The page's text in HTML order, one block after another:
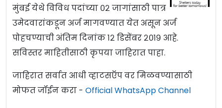
मुंबई येथे विविध पदांच्या ०२ जागांसाठी पात्र
उमेदवारांकडून अर्ज मागवण्यात येत असून अर्ज
पोहचण्याची अंतिम दिनांक १२ डिसेंबर २०१९ आहे.
सविस्तर माहितीसाठी कृपया जाहिरात पाहा.
जाहिरात सर्वात आधी व्हाटसऍप वर मिळवण्यासाठी
मोफत जॉईन करा - Official WhatsApp Channel